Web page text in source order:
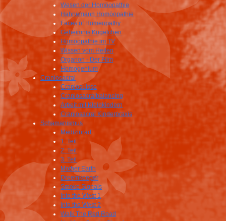
Wesen der Homöopathie
Hahnemann Homöopathie
Faces of Homeopathy
Geheimnis Kügelchen
Homöopathie im TV
Wissen vom Heilen
Organon - Der Film
Homogenium
Craniosacral
Craniosuisse
Craniosacralbalancing
Arbeit mit Kleinkindern
Craniosacral Kinderpraxis
Schamanismus
Medizinrad
1. Teil
2. Teil
3. Teil
Mother Earth
Dreemkeeper
Smoke Signals
Into the West 1
Into the West 2
Walk The Red Road